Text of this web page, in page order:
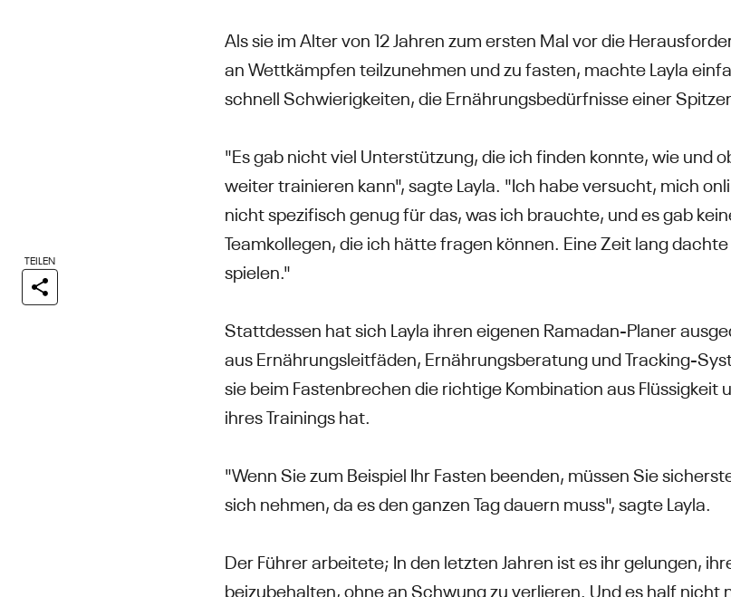
TEILEN
Als sie im Alter von 12 Jahren zum ersten Mal vor die
an Wettkämpfen teilzunehmen und zu fasten, machte Layla
schnell Schwierigkeiten, die Ernährungsbedürfnisse einer
"Es gab nicht viel Unterstützung, die ich finden konnte, wie und
weiter trainieren kann", sagte Layla. "Ich habe versucht, mich
nicht spezifisch genug für das, was ich brauchte, und es gab
Teamkollegen, die ich hätte fragen können. Eine Zeit lang
spielen."
Stattdessen hat sich Layla ihren eigenen Ramadan-Planer
aus Ernährungsleitfäden, Ernährungsberatung und Tracking-
sie beim Fastenbrechen die richtige Kombination aus Flüssigkeit
ihres Trainings hat.
"Wenn Sie zum Beispiel Ihr Fasten beenden, müssen Sie
sich nehmen, da es den ganzen Tag dauern muss", sagte Layla.
Der Führer arbeitete; In den letzten Jahren ist es ihr gelungen,
beizubehalten, ohne an Schwung zu verlieren. Und es half nicht